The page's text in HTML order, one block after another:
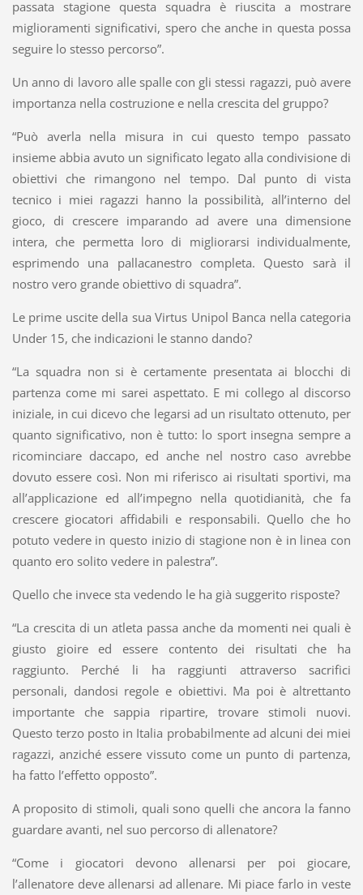
passata stagione questa squadra è riuscita a mostrare
miglioramenti significativi, spero che anche in questa possa
seguire lo stesso percorso”.
Un anno di lavoro alle spalle con gli stessi ragazzi, può avere
importanza nella costruzione e nella crescita del gruppo?
“Può averla nella misura in cui questo tempo passato
insieme abbia avuto un significato legato alla condivisione di
obiettivi che rimangono nel tempo. Dal punto di vista
tecnico i miei ragazzi hanno la possibilità, all’interno del
gioco, di crescere imparando ad avere una dimensione
intera, che permetta loro di migliorarsi individualmente,
esprimendo una pallacanestro completa. Questo sarà il
nostro vero grande obiettivo di squadra”.
Le prime uscite della sua Virtus Unipol Banca nella categoria
Under 15, che indicazioni le stanno dando?
“La squadra non si è certamente presentata ai blocchi di
partenza come mi sarei aspettato. E mi collego al discorso
iniziale, in cui dicevo che legarsi ad un risultato ottenuto, per
quanto significativo, non è tutto: lo sport insegna sempre a
ricominciare daccapo, ed anche nel nostro caso avrebbe
dovuto essere così. Non mi riferisco ai risultati sportivi, ma
all’applicazione ed all’impegno nella quotidianità, che fa
crescere giocatori affidabili e responsabili. Quello che ho
potuto vedere in questo inizio di stagione non è in linea con
quanto ero solito vedere in palestra”.
Quello che invece sta vedendo le ha già suggerito risposte?
“La crescita di un atleta passa anche da momenti nei quali è
giusto gioire ed essere contento dei risultati che ha
raggiunto. Perché li ha raggiunti attraverso sacrifici
personali, dandosi regole e obiettivi. Ma poi è altrettanto
importante che sappia ripartire, trovare stimoli nuovi.
Questo terzo posto in Italia probabilmente ad alcuni dei miei
ragazzi, anziché essere vissuto come un punto di partenza,
ha fatto l’effetto opposto”.
A proposito di stimoli, quali sono quelli che ancora la fanno
guardare avanti, nel suo percorso di allenatore?
“Come i giocatori devono allenarsi per poi giocare,
l’allenatore deve allenarsi ad allenare. Mi piace farlo in veste